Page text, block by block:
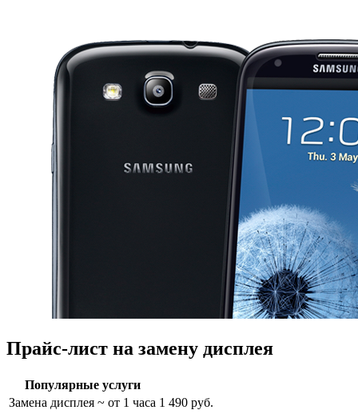
Прайс-лист на замену дисплея
Популярные услуги
Замена дисплея ~ от 1 часа 1 490 руб.